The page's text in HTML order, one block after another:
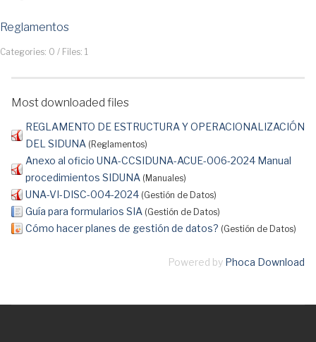
Reglamentos
Categories: 0 / Files: 1
Most downloaded files
REGLAMENTO DE ESTRUCTURA Y OPERACIONALIZACIÓN
DEL SIDUNA (Reglamentos)
Anexo al oficio UNA-CCSIDUNA-ACUE-006-2024 Manual
procedimientos SIDUNA (Manuales)
UNA-VI-DISC-004-2024 (Gestión de Datos)
Guía para formularios SIA (Gestión de Datos)
Cómo hacer planes de gestión de datos? (Gestión de Datos)
Powered by Phoca Download